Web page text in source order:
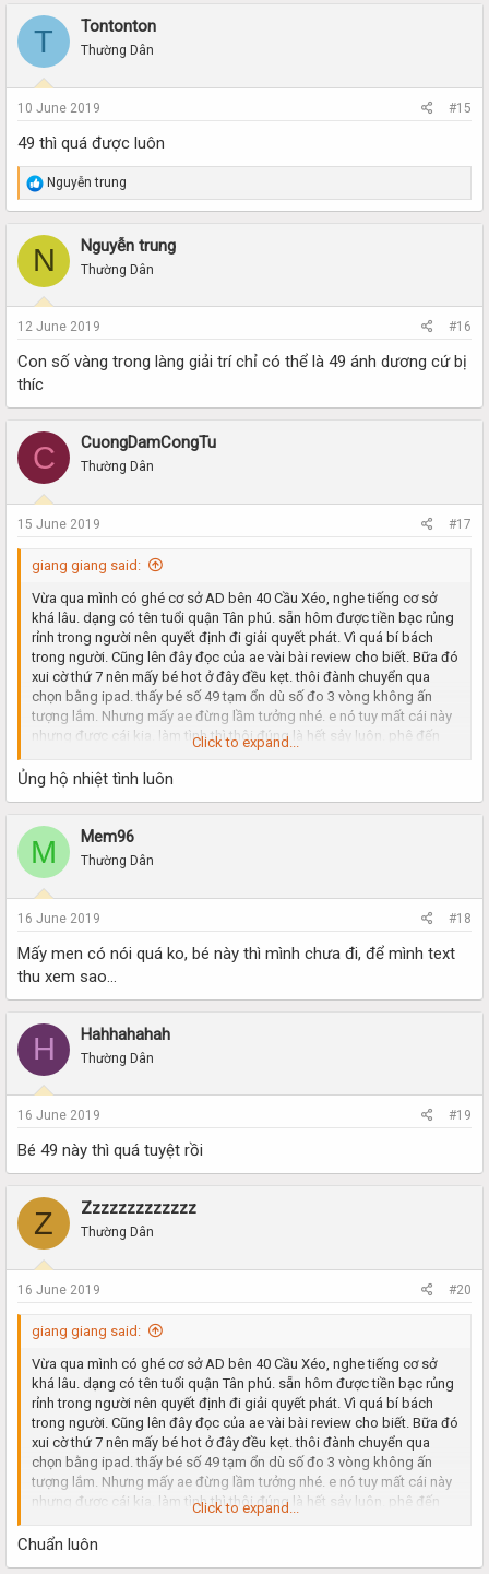
phải bàn nữa. các ae cứ kiểm
nghiệm nhé
T Tontonton
Thường Dân
10 June 2019 #15
49 thì quá được luôn
R
e
a
c
i
o
n
s
Nguyễn trung
N Nguyễn trung
Thường Dân
12 June 2019 #16
Con số vàng trong làng giải trí chỉ có thể là 49 ánh dương cứ bị
thíc
C CuongDamCongTu
Thường Dân
15 June 2019 #17
giang giang said:
Vừa qua mình có ghé cơ sở AD bên 40 Cầu Xéo, nghe tiếng cơ sở
khá lâu. dạng có tên tuổi quận Tân phú. sẵn hôm được tiền bạc rủng
rỉnh trong người nên quyết định đi giải quyết phát. Vì quá bí bách
trong người. Cũng lên đây đọc của ae vài bài review cho biết. Bữa đó
xui cờ thứ 7 nên mấy bé hot ở đây đều kẹt. thôi đành chuyển qua
chọn bằng ipad. thấy bé số 49 tạm ổn dù số đo 3 vòng không ấn
tượng lắm. Nhưng mấy ae đừng lầm tưởng nhé. e nó tuy mất cái này
nhưng được cái kia. làm tình thì thôi đúng là hết sảy luôn. phê đến
phút cuối cùng. nói chuyện lại dễ thương nữa, chiều chuộng hết mình
nhé ae. ông nào muốn kiểu như người yêu là đúng bé.
phải bàn nữa. các ae cứ kiểm
nghiệm nhé
Click to expand...
Ủng hộ nhiệt tình luôn
M Mem96
Thường Dân
16 June 2019 #18
Mấy men có nói quá ko, bé này thì mình chưa đi, để mình text
thu xem sao...
H Hahhahahah
Thường Dân
16 June 2019 #19
Bé 49 này thì quá tuyệt rồi
Z Zzzzzzzzzzzzz
Thường Dân
16 June 2019 #20
giang giang said:
Vừa qua mình có ghé cơ sở AD bên 40 Cầu Xéo, nghe tiếng cơ sở
khá lâu. dạng có tên tuổi quận Tân phú. sẵn hôm được tiền bạc rủng
rỉnh trong người nên quyết định đi giải quyết phát. Vì quá bí bách
trong người. Cũng lên đây đọc của ae vài bài review cho biết. Bữa đó
xui cờ thứ 7 nên mấy bé hot ở đây đều kẹt. thôi đành chuyển qua
chọn bằng ipad. thấy bé số 49 tạm ổn dù số đo 3 vòng không ấn
tượng lắm. Nhưng mấy ae đừng lầm tưởng nhé. e nó tuy mất cái này
nhưng được cái kia. làm tình thì thôi đúng là hết sảy luôn. phê đến
phút cuối cùng. nói chuyện lại dễ thương nữa, chiều chuộng hết mình
nhé ae. ông nào muốn kiểu như người yêu là đúng bé.
Click to expand...
Chuẩn luôn